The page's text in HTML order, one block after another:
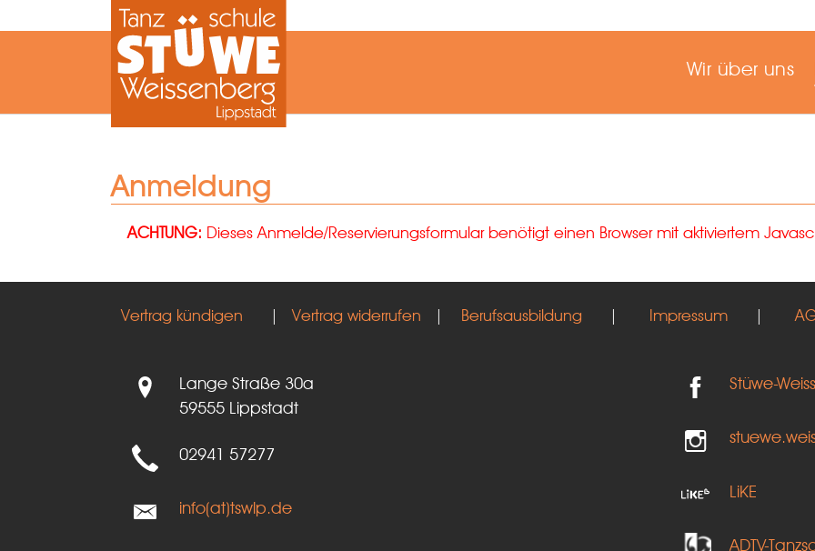
Zum Hauptinhalt springen
Wir über uns
Anmeldung
ACHTUNG: Dieses Anmelde/Reservierungsformular benötigt einen Browser mit aktiviertem
Vertrag kündigen |Vertrag widerrufen | Berufsausbildung | Impressum |
Lange Straße 30a
59555 Lippstadt
02941 57277
info(at)tswlp.de
Stüwe-
LiKE
ADTV-